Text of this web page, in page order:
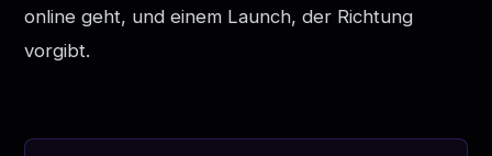
online geht, und einem Launch, der Richtung
vorgibt.